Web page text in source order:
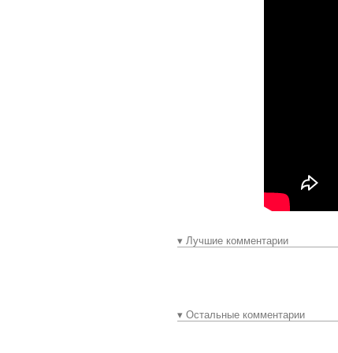
▾ Лучшие комментарии
▾ Остальные комментарии